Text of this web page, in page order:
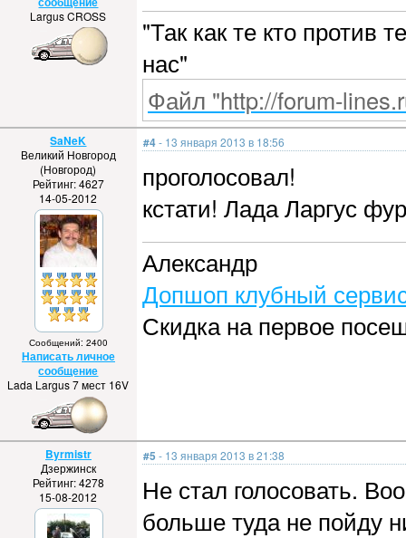
Largus CROSS
"Так как те кто против
нас"
Файл "http://forum-
SaNeK
Великий Новгород
(Новгород)
Рейтинг: 4627
14-05-2012
Сообщений: 2400
Написать личное
сообщение
Lada Largus 7 мест 16V
#4- 13 января 2013 в 18:56
проголосовал!
кстати! Лада Ларгус
Александр
Допшоп клубный
Скидка на первое
Byrmistr
Дзержинск
Рейтинг: 4278
15-08-2012
#5 - 13 января 2013 в 21:38
Не стал голосовать.
больше туда не пойду